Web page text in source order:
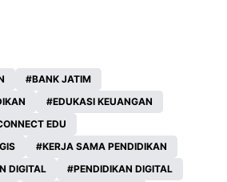
BANK JATIM
EDUKASI KEUANGAN
EDU
KERJA SAMA PENDIDIKAN
DIGITAL
PENDIDIKAN DIGITAL